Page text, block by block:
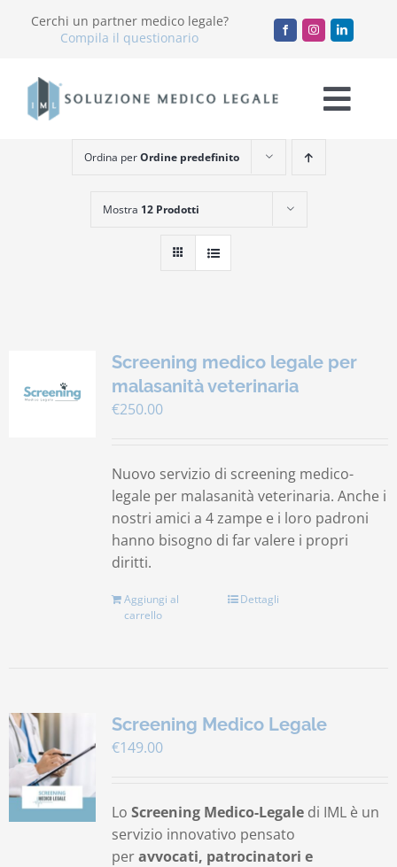
Cerchi un partner medico legale?
Compila il questionario
Chi Siamo
Servizi
Accademia
Lavora con noi
Carrello
Ordina perOrdine predefinito
Mostra 12 Prodotti
Screening medico legale per
malasanità veterinaria
€250.00
Nuovo servizio di screening medico-
legale per malasanità veterinaria. Anche i
nostri amici a 4 zampe e i loro padroni
hanno bisogno di far valere i propri
diritti.
Aggiungi al
carrello
Dettagli
Screening Medico Legale
€149.00
Lo Screening Medico-Legaledi IML è un
servizio innovativo pensato
peravvocati, patrocinatori e